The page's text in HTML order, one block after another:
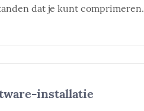
dat je kunt comprimeren.
installatie